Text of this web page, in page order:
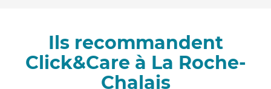
Ils recommandent
Click&Care à La Roche-
Chalais